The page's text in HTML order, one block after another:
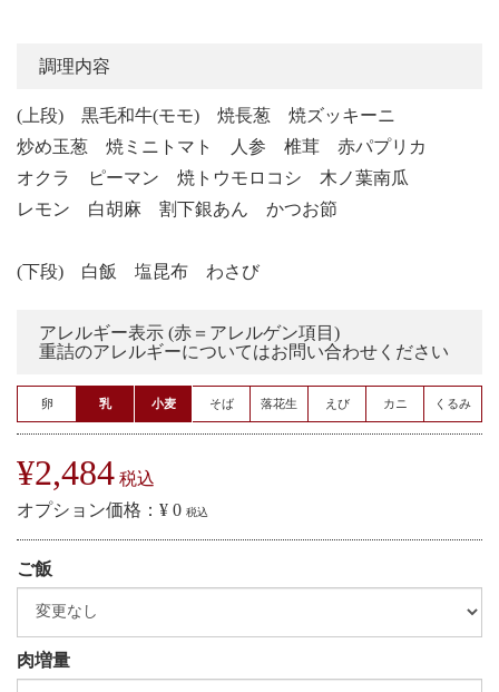
調理内容
(上段) 黒毛和牛(モモ) 焼長葱 焼ズッキーニ
炒め玉葱 焼ミニトマト 人参 椎茸 赤パプリカ
オクラ ピーマン 焼トウモロコシ 木ノ葉南瓜
レモン 白胡麻 割下銀あん かつお節
(下段) 白飯 塩昆布 わさび
アレルギー表示 (赤＝アレルゲン項目)
重詰のアレルギーについてはお問い合わせください
卵 乳 小麦 そば 落花生 えび カニ くるみ
¥2,484 税込
オプション価格：¥ 0 税込
ご飯
肉増量